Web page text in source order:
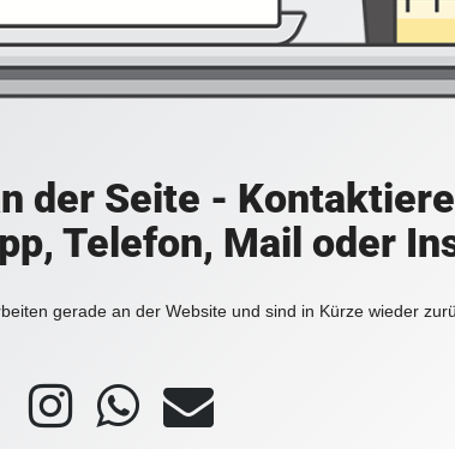
der Seite -
Telefon, Mail oder
gerade an der Website und sind in Kürze wieder